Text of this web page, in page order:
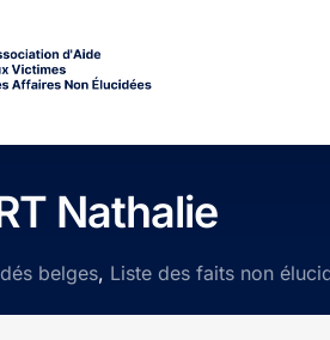
Nathalie
belges, Liste des faits non